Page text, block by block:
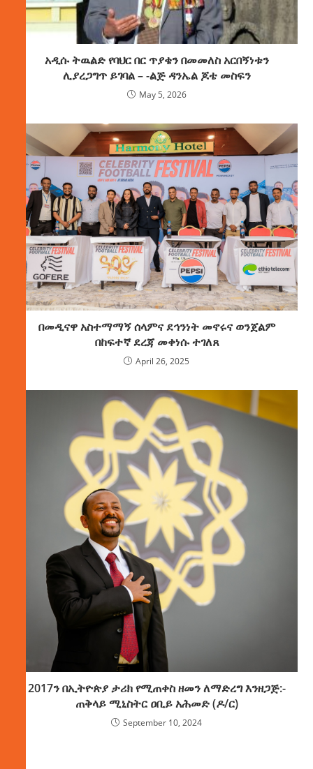
አዲሱ ትዉልድ የባህር በር ጥያቄን በመመለስ አርበኝነቱን
ሊያረጋግጥ ይገባል – -ልጅ ዳንኤል ጆቴ መስፍን
May 5, 2026
በመዲናዋ አስተማማኝ ሰላምና ደኅንነት መኖሩና ወንጀልም
በከፍተኛ ደረጃ መቀነሱ ተገለጸ
April 26, 2025
2017ን በኢትዮጵያ ታሪክ የሚጠቀስ ዘመን ለማድረግ እንዘጋጅ:-
ጠቅላይ ሚኒስትር ዐቢይ አሕመድ (ዶ/ር)
September 10, 2024